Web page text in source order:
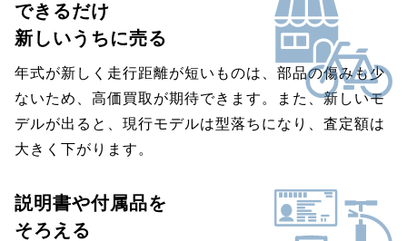
できるだけ
新しいうちに売る
年式が新しく走行距離が短いものは、部品の傷みも少
ないため、高価買取が期待できます。また、新しいモ
デルが出ると、現行モデルは型落ちになり、査定額は
大きく下がります。
説明書や付属品を
そろえる